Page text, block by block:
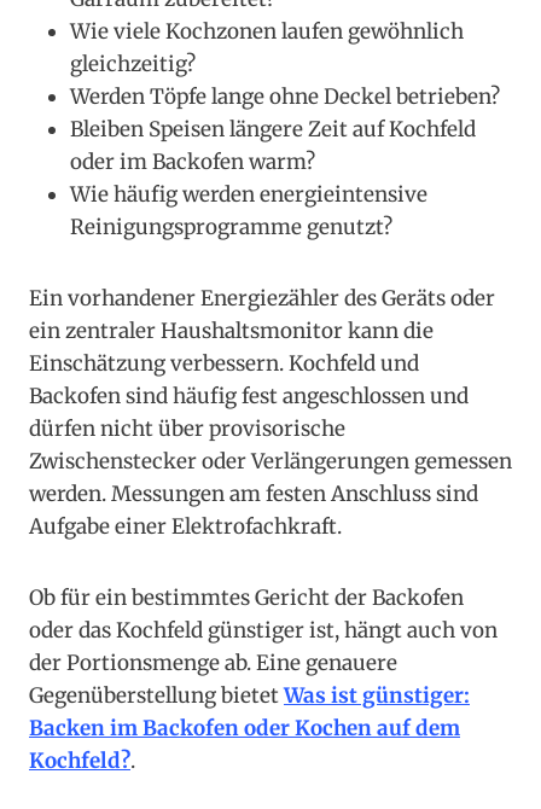
Wie viele Kochzonen laufen gewöhnlich
gleichzeitig?
Werden Töpfe lange ohne Deckel betrieben?
Bleiben Speisen längere Zeit auf Kochfeld
oder im Backofen warm?
Wie häufig werden energieintensive
Reinigungsprogramme genutzt?
Ein vorhandener Energiezähler des Geräts oder
ein zentraler Haushaltsmonitor kann die
Einschätzung verbessern. Kochfeld und
Backofen sind häufig fest angeschlossen und
dürfen nicht über provisorische
Zwischenstecker oder Verlängerungen gemessen
werden. Messungen am festen Anschluss sind
Aufgabe einer Elektrofachkraft.
Ob für ein bestimmtes Gericht der Backofen
oder das Kochfeld günstiger ist, hängt auch von
der Portionsmenge ab. Eine genauere
Gegenüberstellung bietetWas ist günstiger:
Backen im Backofen oder Kochen auf dem
Kochfeld?.